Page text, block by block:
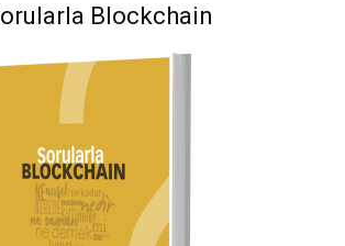
Blockchain